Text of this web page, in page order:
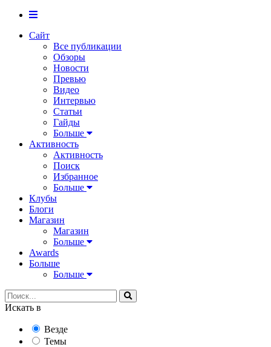
Сайт
Все публикации
Обзоры
Новости
Превью
Видео
Интервью
Статьи
Гайды
Больше
Активность
Активность
Поиск
Избранное
Больше
Клубы
Блоги
Магазин
Магазин
Больше
Awards
Больше
Больше
Искать в
Везде
Темы